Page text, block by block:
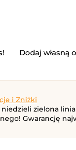
Dodaj własną
i Zniżki
zielona
Gwarancję